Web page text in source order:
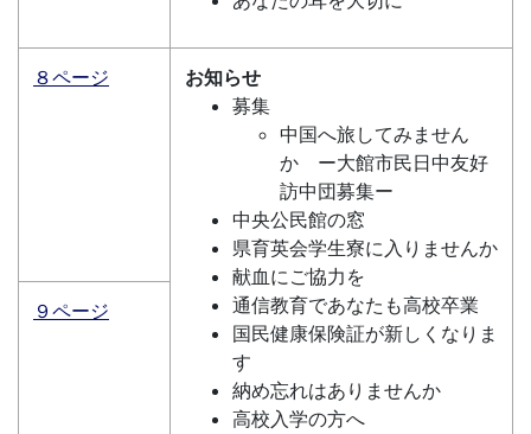
８ページ
お知らせ
募集
中国へ旅してみません
か ー大館市民日中友好
訪中団募集ー
中央公民館の窓
県育英会学生寮に入りませんか
献血にご協力を
通信教育であなたも高校卒業
国民健康保険証が新しくなりま
す
納め忘れはありませんか
高校入学の方へ
９ページ